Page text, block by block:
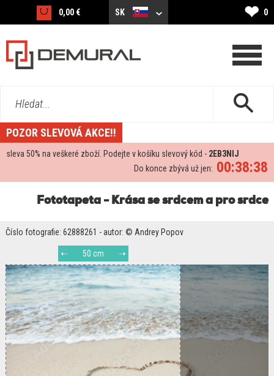
0,00 € SK ❤ 0
Hledat...
POZOR SLEVOVÁ AKCE!!
sleva 50% na veškeré zboží. Podejte v košíku slevový kód - 2EB3NIJ
00:38:37
Do konce zbývá už jen:
Fototapeta - Krása se srdcem a pro srdce
Číslo fotografie: 62888261 - autor: © Andrey Popov
50 cm